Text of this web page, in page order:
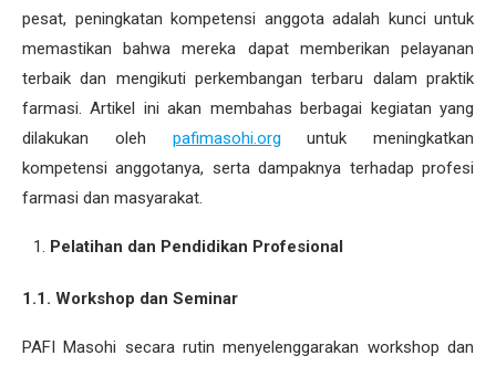
pesat, peningkatan kompetensi anggota adalah kunci untuk
memastikan bahwa mereka dapat memberikan pelayanan
terbaik dan mengikuti perkembangan terbaru dalam praktik
farmasi. Artikel ini akan membahas berbagai kegiatan yang
dilakukan oleh pafimasohi.org untuk meningkatkan
kompetensi anggotanya, serta dampaknya terhadap profesi
farmasi dan masyarakat.
Pelatihan dan Pendidikan Profesional
1.1. Workshop dan Seminar
PAFI Masohi secara rutin menyelenggarakan workshop dan